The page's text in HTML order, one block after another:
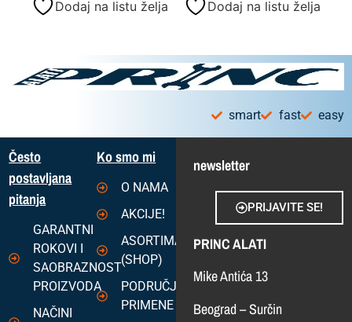
Dodaj na listu želja Dodaj na listu želja
smart fast easy
Često
postavljana
pitanja
GARANTNI
ROKOVI I
SAOBRAZNOST
PROIZVODA
NAČINI
Ko smo mi
O NAMA
AKCIJE!
ASORTIMAN
(SHOP)
PODRUČJA
PRIMENE
newsletter
PRIJAVITE SE!
PRINC ALATI
Mike Antića 13
Beograd – Surčin